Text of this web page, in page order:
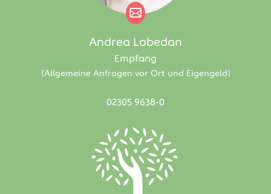
Andrea Lobedan
Empfang
(Allgemeine Anfragen vor Ort und Eigengeld)
02305 9638-0